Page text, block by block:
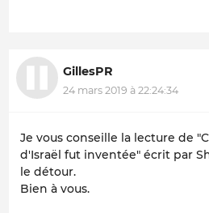
GillesPR
24 mars 2019 à 22:24:34
Je vous conseille la lecture de
d'Israël fut inventée" écrit par
le détour.
Bien à vous.